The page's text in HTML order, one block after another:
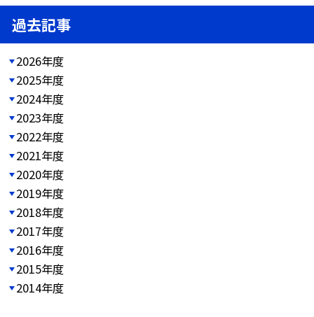
過去記事
2026年度
2025年度
2024年度
2023年度
2022年度
2021年度
2020年度
2019年度
2018年度
2017年度
2016年度
2015年度
2014年度